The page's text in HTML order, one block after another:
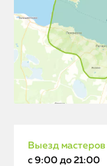
Выезд мастеров
с 9:00 до 21:00